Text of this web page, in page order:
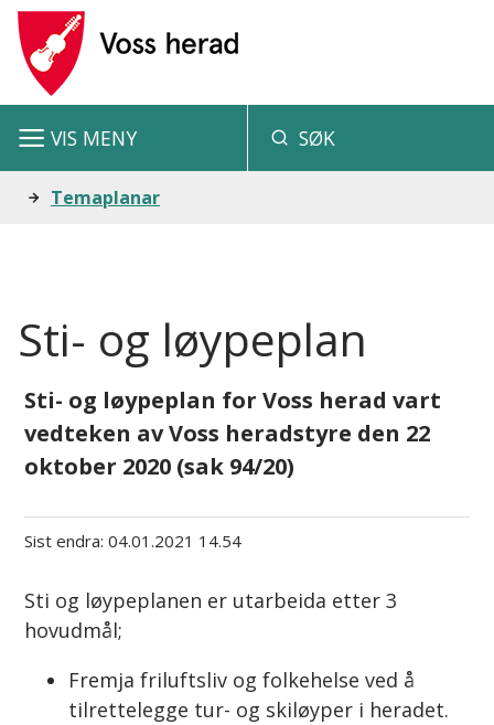
V
s
a
d
SØK
VIS MENY
Du Temaplanar
Sti- og løypeplan
Sti- og løypeplan for Voss herad vart
vedteken av Voss heradstyre den 22
oktober 2020 (sak 94/20)
Sist endra 04.01.2021 14.54
Sti og løypeplanen er utarbeida etter 3
hovudmål;
Fremja friluftsliv og folkehelse ved å
tilrettelegge tur- og skiløyper i heradet.